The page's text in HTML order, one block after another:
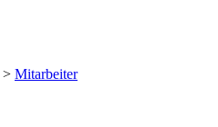
> Mitarbeiter